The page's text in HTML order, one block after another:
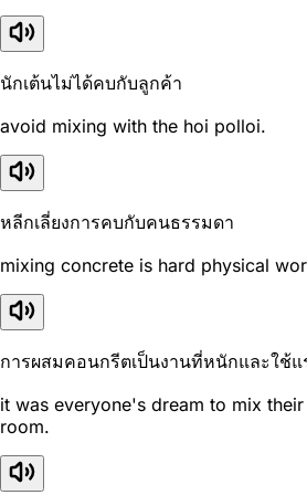
นักเต้นไม่ได้คบกับลูกค้า
avoid mixing with the hoi polloi.
หลีกเลี่ยงการคบกับคนธรรมดา
mixing concrete is hard physical
การผสมคอนกรีตเป็นงานที่หนักและใช้แ
it was everyone's dream to mix
room.